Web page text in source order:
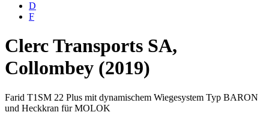
D
F
Clerc Transports SA,
Collombey (2019)
Farid T1SM 22 Plus mit dynamischem Wiegesystem Typ BARON
und Heckkran für MOLOK